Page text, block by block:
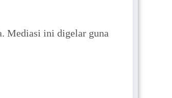
Mediasi ini digelar guna